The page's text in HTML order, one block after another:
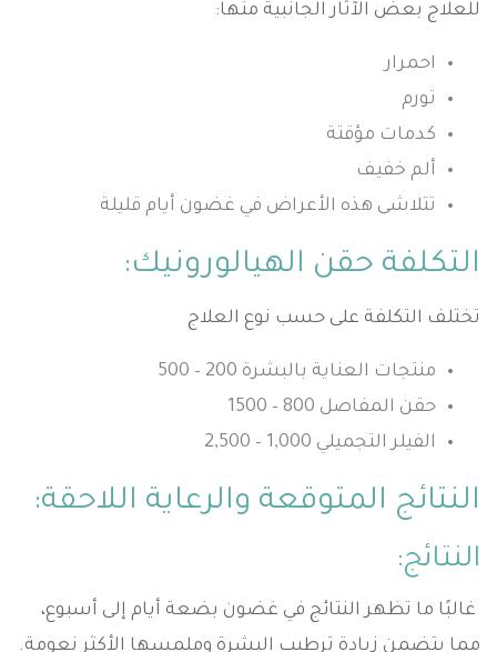
للعلاج بعض الآثار الجانبية منها:
احمرار
تورم
كدمات مؤقتة
ألم خفيف
تتلاشى هذه الأعراض في غضون أيام قليلة
التكلفة حقن الهيالورونيك:
تختلف التكلفة على حسب نوع العلاج
منتجات العناية بالبشرة 200 – 500
حقن المفاصل 800 – 1500
الفيلر التجميلي 1,000 – 2,500
النتائج المتوقعة والرعاية اللاحقة:
النتائج:
غالبًا ما تظهر النتائج في غضون بضعة أيام إلى أسبوع،
مما يتضمن زيادة ترطيب البشرة وملمسها الأكثر نعومة.